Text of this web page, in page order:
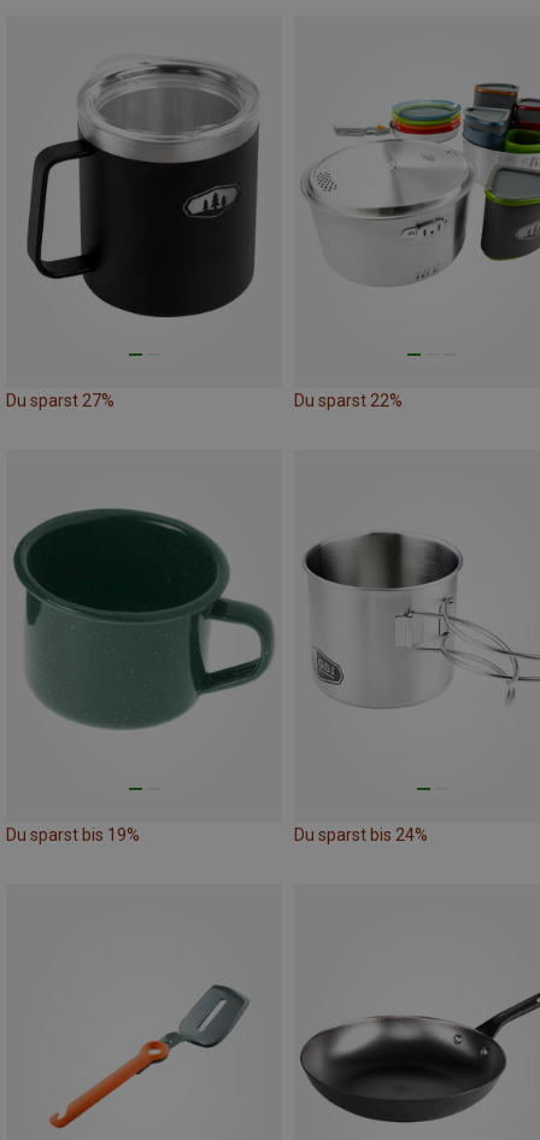
Du sparst 27% Du sparst 22%
Du sparst bis 19% Du sparst bis 24%